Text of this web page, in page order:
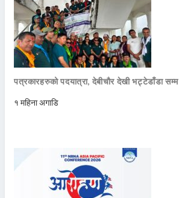
पत्रकारहरुको पदयात्रा, देबीचौर देखी भट्टेडाँडा सम्म
१ महिना अगाडि